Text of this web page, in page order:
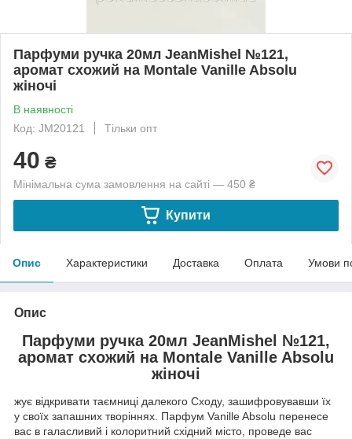
Парфуми ручка 20мл JeanMishel №121,
аромат схожий на Montale Vanille Absolu
жіночі
В наявності
Код: JM20121
Тільки опт
40 ₴
Мінімальна сума замовлення на сайті — 450 ₴
Купити
Опис Характеристики Доставка Оплата Умови
Опис
Парфуми ручка 20мл JeanMishel №121,
аромат схожий на Montale Vanille Absolu
жіночі
жує відкривати таємниці далекого Сходу, зашифровувавши їх
у своїх запашних творіннях. Парфум Vanille Absolu перенесе
вас в галасливий і колоритний східний місто, проведе вас